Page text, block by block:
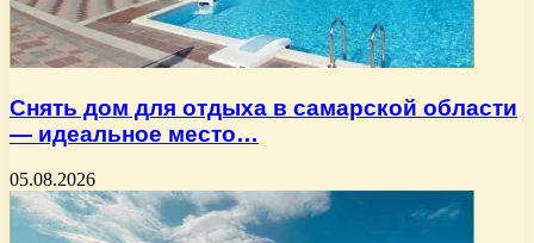
Снять дом для отдыха в самарской области
— идеальное место…
05.08.2026